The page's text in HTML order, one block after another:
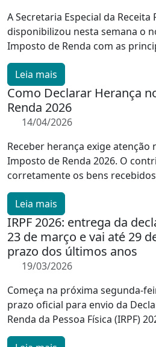
A Secretaria Especial da Receita
disponibilizou nesta semana o
Imposto de Renda com as
Leia mais
Como Declarar Herança
Renda 2026
14/04/2026
Receber herança exige atenção
Imposto de Renda 2026. O
corretamente os bens
Leia mais
IRPF 2026: entrega da
23 de março e vai até 29
prazo dos últimos anos
19/03/2026
Começa na próxima segunda-
prazo oficial para envio da
Renda da Pessoa Física (IRPF)